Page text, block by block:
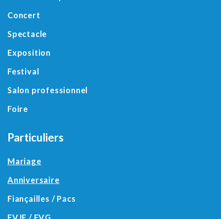
Concert
Spectacle
Exposition
Festival
Salon professionnel
Foire
Particuliers
Mariage
Anniversaire
Fiançailles / Pacs